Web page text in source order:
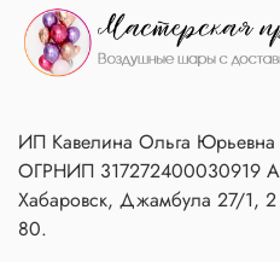
ИП Кавелина Ольга
ОГРНИП 317272400030919
Хабаровск, Джамбула 27/1,
80.